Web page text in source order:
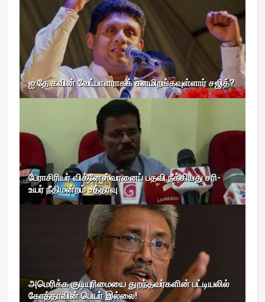
ஐ.தே.கவின் வேட்பாளராகக் களமிறங்கவுள்ளார் சஜித்?
பேராசிரியர் விக்னேஸ்வரனைப் பதவி நீக்கியது சரி-
உயர் நீதிமன்றம் உத்தரவு
அமெரிக்க குடியுரிமையை துறந்தவர்களின் பட்டியலில்
கோத்தாவின் பெயர் இல்லை!